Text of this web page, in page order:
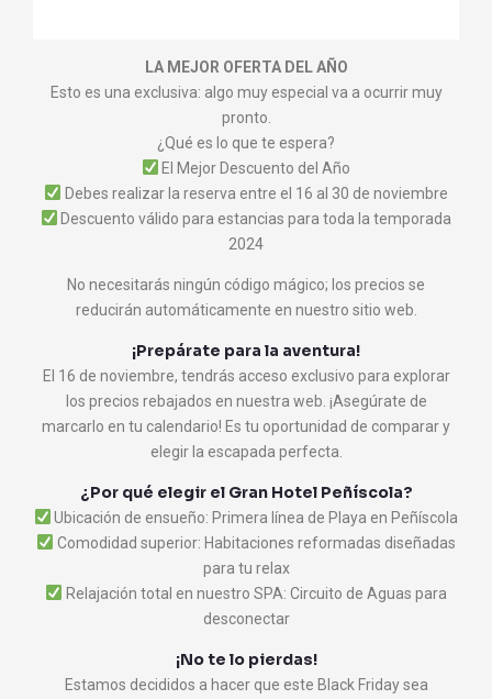
LA MEJOR OFERTA DEL AÑO
Esto es una exclusiva: algo muy especial va a ocurrir muy
pronto.
¿Qué es lo que te espera?
El Mejor Descuento del Año
Debes realizar la reserva entre el 16 al 30 de noviembre
Descuento válido para estancias para toda la temporada
2024
No necesitarás ningún código mágico; los precios se
reducirán automáticamente en nuestro sitio web.
¡Prepárate para la aventura!
El 16 de noviembre, tendrás acceso exclusivo para explorar
los precios rebajados en nuestra web. ¡Asegúrate de
marcarlo en tu calendario! Es tu oportunidad de comparar y
elegir la escapada perfecta.
¿Por qué elegir el Gran Hotel Peñíscola?
Ubicación de ensueño: Primera línea de Playa en Peñíscola
Comodidad superior: Habitaciones reformadas diseñadas
para tu relax
Relajación total en nuestro SPA: Circuito de Aguas para
desconectar
¡No te lo pierdas!
Estamos decididos a hacer que este Black Friday sea